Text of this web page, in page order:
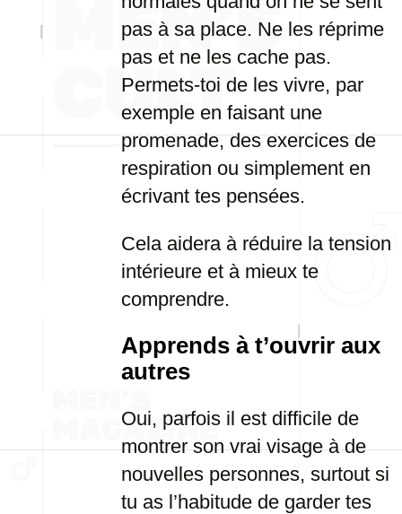
pas à sa place. Ne les réprime
pas et ne les cache pas.
Permets-toi de les vivre, par
exemple en faisant une
promenade, des exercices de
respiration ou simplement en
écrivant tes pensées.
Cela aidera à réduire la tension
intérieure et à mieux te
comprendre.
Apprends à t’ouvrir aux
autres
Oui, parfois il est difficile de
montrer son vrai visage à de
nouvelles personnes, surtout si
tu as l’habitude de garder tes